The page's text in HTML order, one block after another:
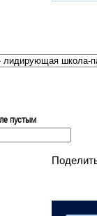
пустым